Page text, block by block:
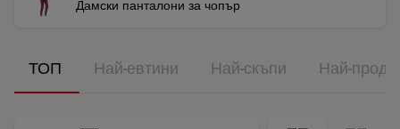
Дамски панталони за чопър
ТОП Най-евтини Най-скъпи Най-